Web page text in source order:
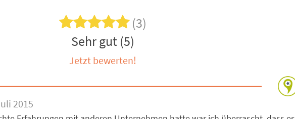
(3)
Sehr gut (5)
Jetzt bewerten!
2015